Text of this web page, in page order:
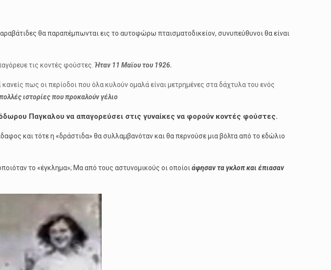
θα παραπέμπωνται εις το αυτοφώρω πταισματοδικείον, συνυπεύθυνοι θα είναι
τις κοντές φούστες.Ήταν 11 Μαϊου του 1926.
πως οι περίοδοι που όλα κυλούν ομαλά είναι μετρημένες στα δάχτυλα του ενός
ιστορίες που προκαλούν γέλιο
Παγκαλου να απαγορεύσει στις γυναίκες να φορούν κοντές φούστες.
και τότε η «δράστιδα» θα συλλαμβανόταν και θα περνούσε μια βόλτα από το εδώλιο
το «έγκλημα»; Μα από τους αστυνομικούς οι οποίοιάφησαν τα γκλοπ και έπιασαν